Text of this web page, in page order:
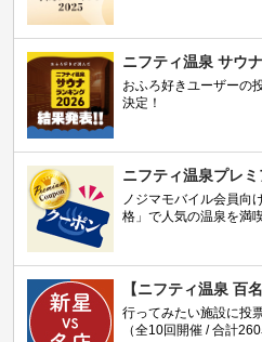
ニフティ温泉 サウ
おふろ好きユーザーの
決定！
ニフティ温泉プレ
ノジマモバイル会員
格」で人気の温泉を満
【ニフティ温泉 百
行ってみたい施設に投
（全10回開催 / 合計260